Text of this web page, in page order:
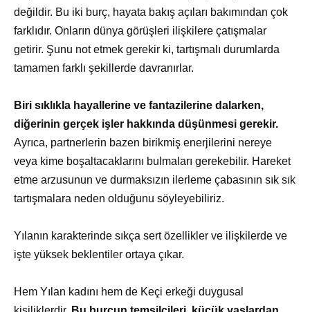
değildir. Bu iki burç, hayata bakış açıları bakımından çok
farklıdır. Onların dünya görüşleri ilişkilere çatışmalar
getirir. Şunu not etmek gerekir ki, tartışmalı durumlarda
tamamen farklı şekillerde davranırlar.
Biri sıklıkla hayallerine ve fantazilerine dalarken,
diğerinin gerçek işler hakkında düşünmesi gerekir.
Ayrıca, partnerlerin bazen birikmiş enerjilerini nereye
veya kime boşaltacaklarını bulmaları gerekebilir. Hareket
etme arzusunun ve durmaksızın ilerleme çabasının sık sık
tartışmalara neden olduğunu söyleyebiliriz.
Yılanın karakterinde sıkça sert özellikler ve ilişkilerde ve
işte yüksek beklentiler ortaya çıkar.
Hem Yılan kadını hem de Keçi erkeği duygusal